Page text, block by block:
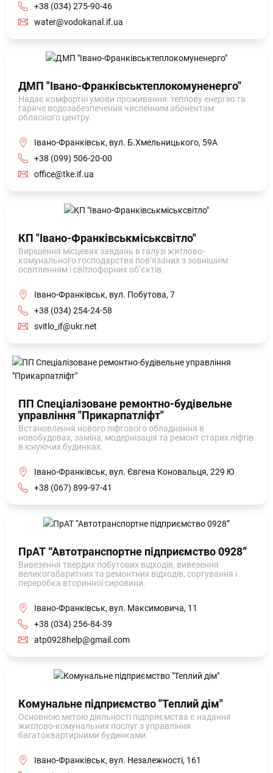
+38 (034) 275-90-46
water@vodokanal.if.ua
ДМП "Івано-Франківськтеплокомуненерго"
Надає комфортні умови проживання: теплову енергію та
гаряче водозабезпечення численним абонентам
обласного центру.
Івано-Франківськ, вул. Б.Хмельницького, 59А
+38 (099) 506-20-00
office@tke.if.ua
КП "Івано-Франківськміськсвітло"
Вирішення місцевих завдань в галузі житлово-
комунального господарства пов’язаних з зовнішнім
освітленням і світлофорних об’єктів.
Івано-Франківськ, вул. Побутова, 7
+38 (034) 254-24-58
svitlo_if@ukr.net
ПП Спеціалізоване ремонтно-будівельне
управління "Прикарпатліфт"
Встановлення нового ліфтового обладнання в
новобудовах, заміна, модернізація та ремонт старих ліфтів
в існуючих будинках.
Івано-Франківськ, вул. Євгена Коновальця, 229 Ю
+38 (067) 899-97-41
ПрАТ “Автотранспортне підприємство 0928”
Вивезення твердих побутових відходів, вивезення
великогабаритних та ремонтних відходів, сортування і
переробка вторинної сировини.
Івано-Франківськ, вул. Максимовича, 11
+38 (034) 256-84-39
atp0928help@gmail.com
Комунальне підприємство "Теплий дім"
Основною метою діяльності підприємства є надання
житлово-комунальних послуг з управління
багатоквартирними будинками.
Івано-Франківськ, вул. Незалежності, 161